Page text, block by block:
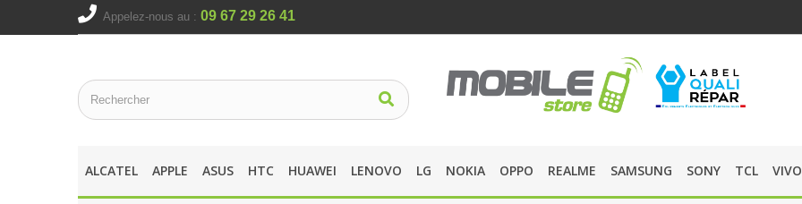
Appelez-nous au : 09 67 29 26 41
ALCATEL APPLE ASUS HTC HUAWEI LENOVO LG NOKIA OPPO REALME SAMSUNG SONY TCL VIVO